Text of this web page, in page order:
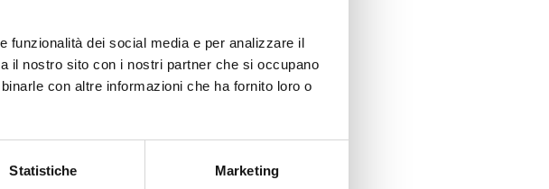
funzionalità dei social media e per analizzare il
il nostro sito con i nostri partner che si occupano
con altre informazioni che ha fornito loro o
Statistiche Marketing